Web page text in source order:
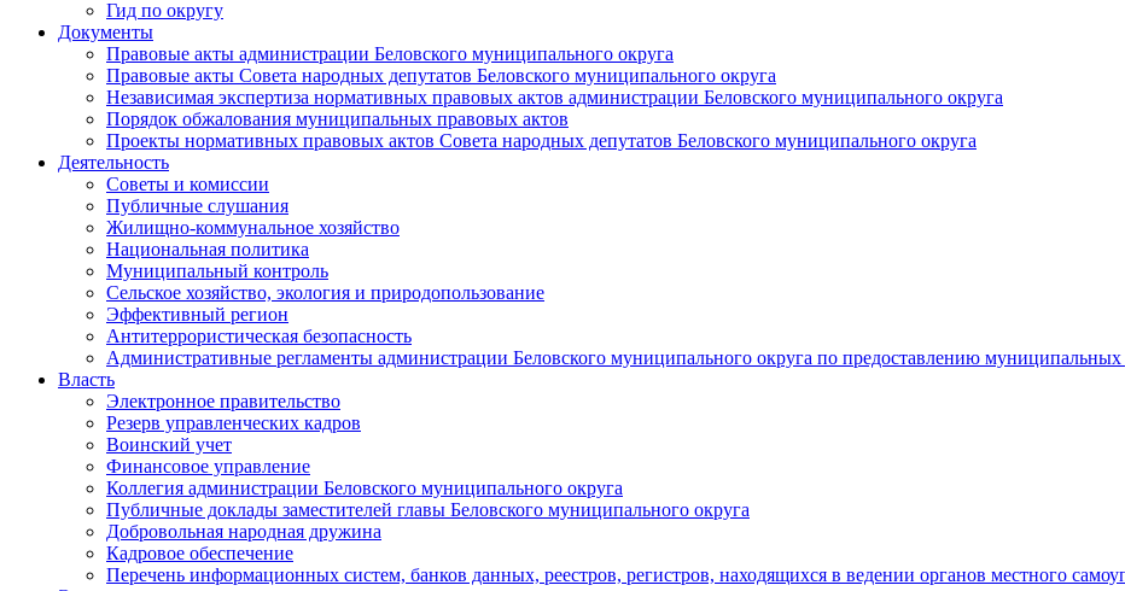
Гид по округу
Документы
Правовые акты администрации Беловского муниципального округа
Правовые акты Совета народных депутатов Беловского муниципального округа
Независимая экспертиза нормативных правовых актов администрации Беловского муниципального округа
Порядок обжалования муниципальных правовых актов
Проекты нормативных правовых актов Совета народных депутатов Беловского муниципального округа
Деятельность
Советы и комиссии
Публичные слушания
Жилищно-коммунальное хозяйство
Национальная политика
Муниципальный контроль
Сельское хозяйство, экология и природопользование
Эффективный регион
Антитеррористическая безопасность
Административные регламенты администрации Беловского муниципального округа по предоставлению муниципальных
Власть
Электронное правительство
Резерв управленческих кадров
Воинский учет
Финансовое управление
Коллегия администрации Беловского муниципального округа
Публичные доклады заместителей главы Беловского муниципального округа
Добровольная народная дружина
Кадровое обеспечение
Перечень информационных систем, банков данных, реестров, регистров, находящихся в ведении органов местного